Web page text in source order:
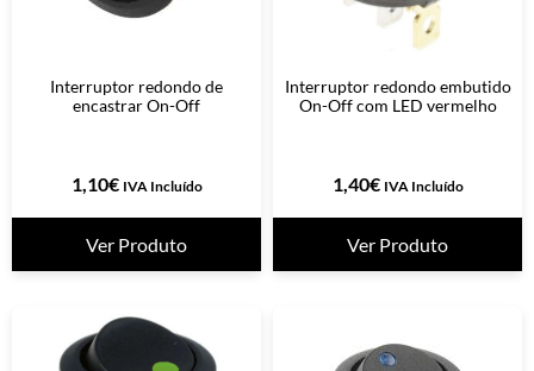
Interruptor redondo de
encastrar On-Off
1,10€ IVA Incluído
Ver Produto
Interruptor redondo embutido
On-Off com LED vermelho
1,40€ IVA Incluído
Ver Produto